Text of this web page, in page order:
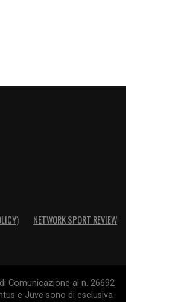
NETWORK SPORT REVIEW
Comunicazione al n. 26692
e Juve sono di esclusiva